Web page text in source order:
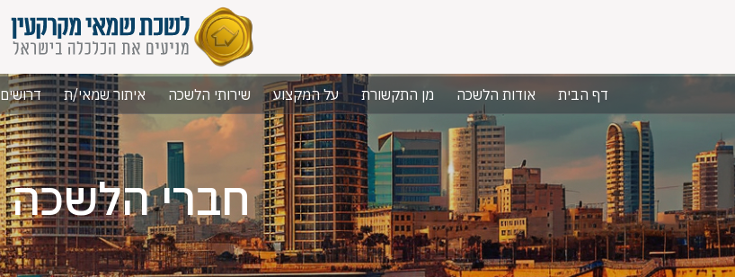
דף הבית אודות הלשכה מן התקשורת על המקצוע שירותי הלשכה איתור שמאי/ת דרושים
חברי הלשכה